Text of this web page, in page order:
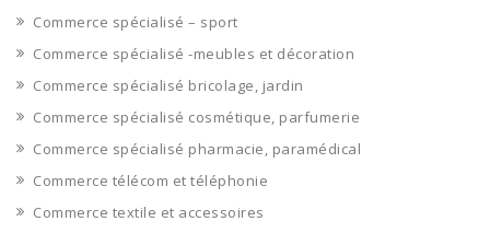
Commerce spécialisé – sport
Commerce spécialisé -meubles et décoration
Commerce spécialisé bricolage, jardin
Commerce spécialisé cosmétique, parfumerie
Commerce spécialisé pharmacie, paramédical
Commerce télécom et téléphonie
Commerce textile et accessoires